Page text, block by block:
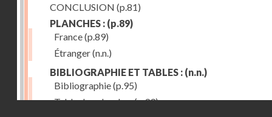
CONCLUSION (p.81)
PLANCHES : (p.89)
France(p.89)
Étranger(n.n.)
BIBLIOGRAPHIE ET TABLES : (n.n.)
Bibliographie(p.95)
Table des planches(p.99)